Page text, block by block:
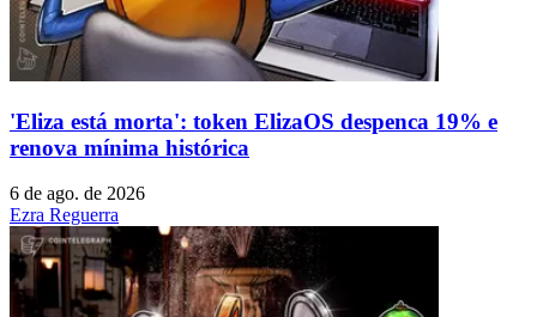
'Eliza está morta': token ElizaOS despenca 19% e
renova mínima histórica
6 de ago. de 2026
Ezra Reguerra